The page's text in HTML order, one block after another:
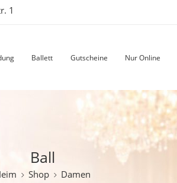
1
Ballett Gutscheine Nur Online
Ball
Shop Damen